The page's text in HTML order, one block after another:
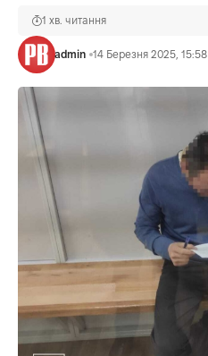
admin 14 Березня 2025, 15:58
1 хв. читання